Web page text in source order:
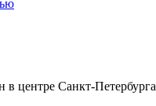
центре Санкт-Петербурга